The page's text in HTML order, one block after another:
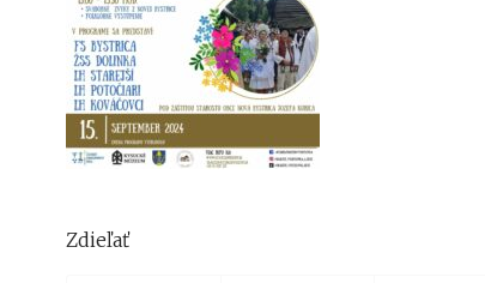
Zdieľať